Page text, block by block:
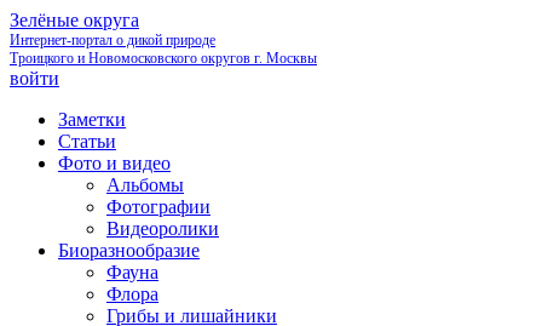
Зелёные округа
Интернет-портал о дикой природе
Троицкого и Новомосковского округов г. Москвы
войти
Заметки
Статьи
Фото и видео
Альбомы
Фотографии
Видеоролики
Биоразнообразие
Фауна
Флора
Грибы и лишайники